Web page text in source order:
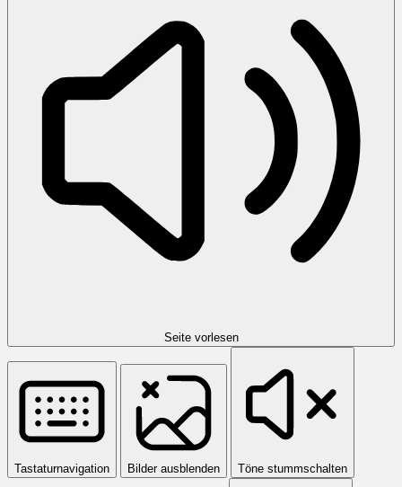
Seite vorlesen
Tastaturnavigation Bilder ausblenden Töne stummschalten